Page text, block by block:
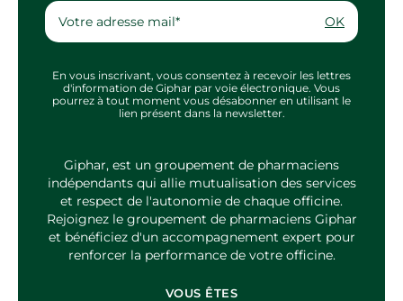
OK
En vous inscrivant, vous consentez à recevoir les lettres
d'information de Giphar par voie électronique. Vous
pourrez à tout moment vous désabonner en utilisant le
lien présent dans la newsletter.
Giphar, est un groupement de pharmaciens
indépendants qui allie mutualisation des services
et respect de l'autonomie de chaque officine.
Rejoignez le groupement de pharmaciens Giphar
et bénéficiez d'un accompagnement expert pour
renforcer la performance de votre officine.
VOUS ÊTES